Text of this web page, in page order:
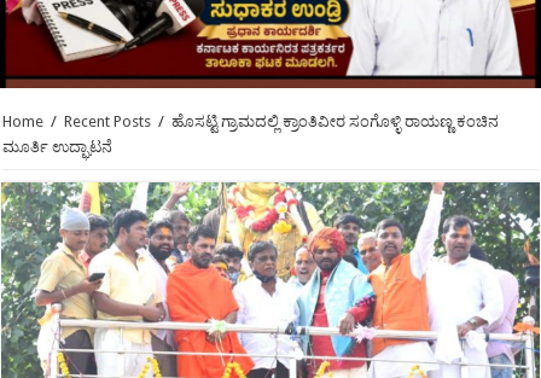
Home / Recent Posts / ಹೊಸಟ್ಟಿ ಗ್ರಾಮದಲ್ಲಿ ಕ್ರಾಂತಿವೀರ ಸಂಗೊಳ್ಳಿ ರಾಯಣ್ಣ ಕಂಚಿನ
ಮೂರ್ತಿ ಉದ್ಘಾಟನೆ